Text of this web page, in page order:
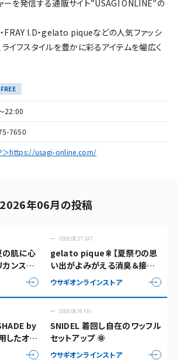
ーを発信する通販サイト”USAGI ONLINE"の
FRAY I.D・gelato piqueなどの人気ファッシ
ライフスタイルを豊かに彩るアイテムを幅広く
22:00
7650
＞https://usagi-online.com/
2026年06月の投稿
の肌に心
カンスリ
2026.06.27 SAT
gelato pique🎇【夏祭りの思
い出がよみがえる消臭＆接触
冷感セットアップ】
ウサギオンラインストア
by
したオー
2026.06.19 FRI
SNIDEL 着回し自在のワッフル
セットアップ 🌞
ウサギオンラインストア